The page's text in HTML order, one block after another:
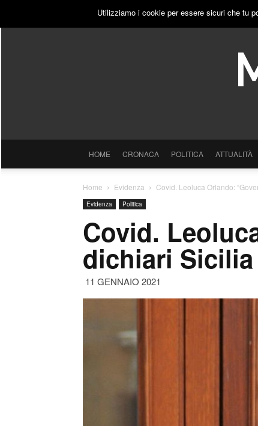
SABATO, 8 AGOSTO 2026 PUBBLICITÀ
HOME CRONACA POLITICA ATTUALITÀ
Home Evidenza Covid. Leoluca Orlando:
Evidenza Politica
Covid.
dichiari
11 GENNAIO 2021
Utilizziamo i cookie per essere sicuri che tu